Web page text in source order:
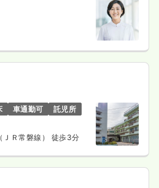
車通勤可
託児所
ＪＲ常磐線） 徒歩3分